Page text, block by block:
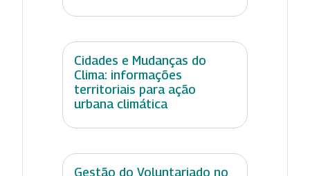
Cidades e Mudanças do
Clima: informações
territoriais para ação
urbana climática
Gestão do Voluntariado no